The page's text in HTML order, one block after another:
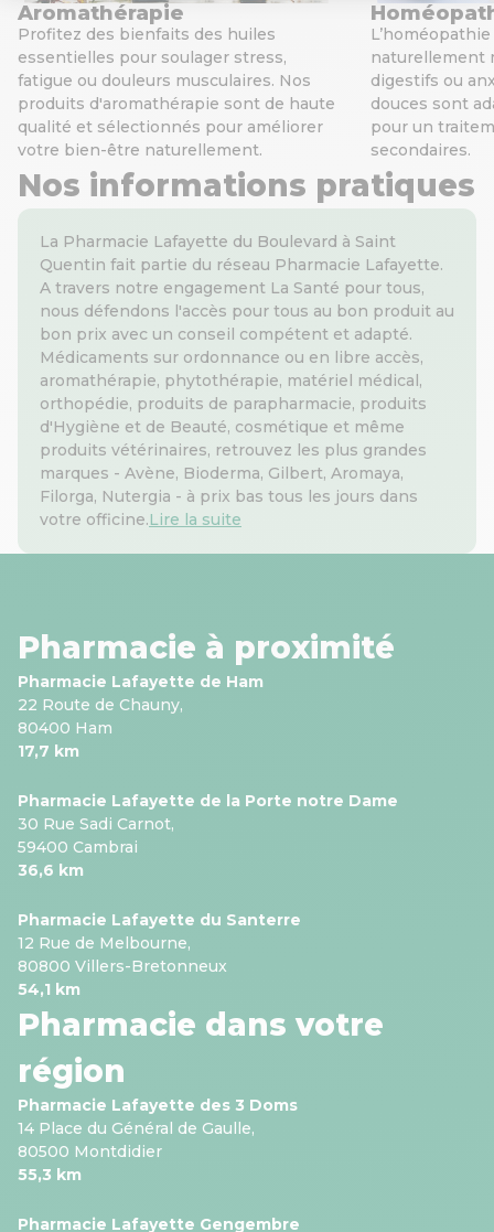
Aromathérapie
Profitez des bienfaits des huiles
essentielles pour soulager stress,
fatigue ou douleurs musculaires. Nos
produits d'aromathérapie sont de haute
qualité et sélectionnés pour améliorer
votre bien-être naturellement.
naturellement
digestifs ou
douces sont
pour un
secondaires.
Nos informations pratiques
La Pharmacie Lafayette du Boulevard à Saint
Quentin fait partie du réseau Pharmacie Lafayette.
A travers notre engagement La Santé pour tous,
nous défendons l'accès pour tous au bon produit au
bon prix avec un conseil compétent et adapté.
Médicaments sur ordonnance ou en libre accès,
aromathérapie, phytothérapie, matériel médical,
orthopédie, produits de parapharmacie, produits
d'Hygiène et de Beauté, cosmétique et même
produits vétérinaires, retrouvez les plus grandes
marques - Avène, Bioderma, Gilbert, Aromaya,
Filorga, Nutergia - à prix bas tous les jours dans
votre officine.Lire la suite
Pharmacie à proximité
Pharmacie Lafayette de Ham
22 Route de Chauny,
80400 Ham
17,7 km
Pharmacie Lafayette de la Porte notre Dame
30 Rue Sadi Carnot,
59400 Cambrai
36,6 km
Pharmacie Lafayette du Santerre
12 Rue de Melbourne,
80800 Villers-Bretonneux
54,1 km
Pharmacie dans votre
région
Pharmacie Lafayette des 3 Doms
14 Place du Général de Gaulle,
80500 Montdidier
55,3 km
Pharmacie Lafayette Gengembre